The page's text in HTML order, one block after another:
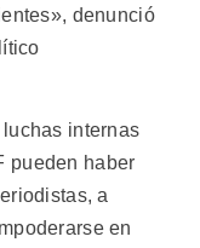
denunció
internas
pueden haber
a
en